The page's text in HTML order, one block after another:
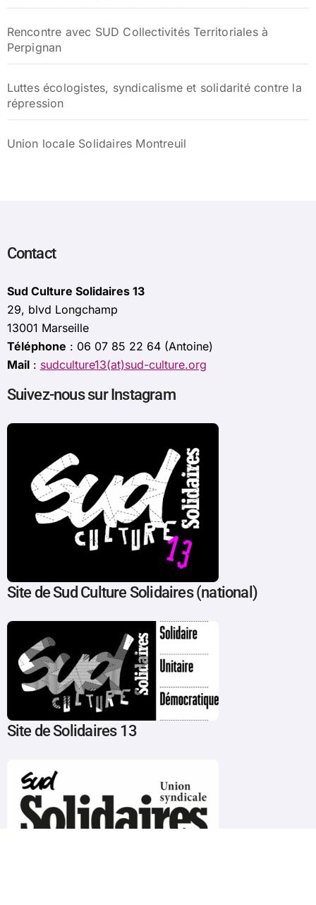
Rencontre avec SUD Collectivités Territoriales à
Perpignan
Luttes écologistes, syndicalisme et solidarité contre la
répression
Union locale Solidaires Montreuil
Contact
Sud Culture Solidaires 13
29, blvd Longchamp
13001 Marseille
Téléphone : 06 07 85 22 64 (Antoine)
Mail: sudculture13(at)sud-culture.org
Suivez-nous sur Instagram
Site de Sud Culture Solidaires (national)
Site de Solidaires 13